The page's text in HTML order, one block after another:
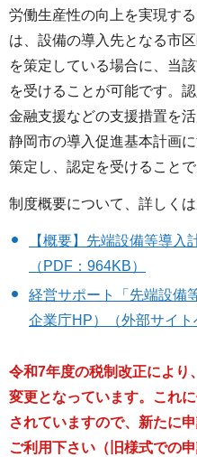
労働生産性の向上を実現す
は、設備の導入先となる市
を策定している場合に、当
を受けることが可能です。
金融支援などの支援措置を
静岡市の導入促進基本計画
策定し、認定を受けること
制度概要について、詳しく
【概要】先端設備等導入
（PDF：964KB）
経営サポート「先端設備
企業庁HP）（外部サイト
令和7年度の税制改正により
変更となっています。これ
されていますので、新たに
ご利用下さい（旧様式での